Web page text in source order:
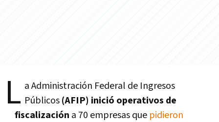
L a Administración Federal de Ingresos
Públicos(AFIP) inició operativos de
fiscalización a 70 empresas que pidieron